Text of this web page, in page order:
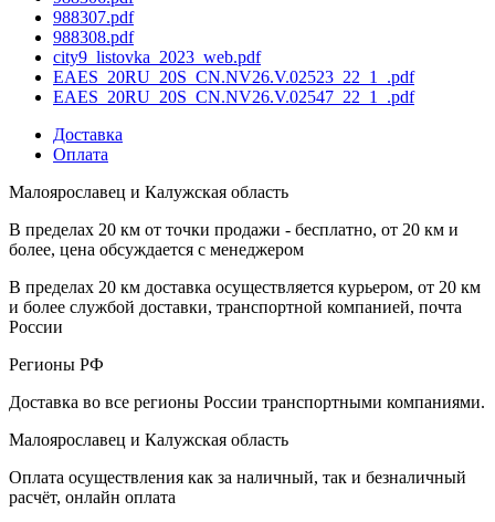
988307.pdf
988308.pdf
city9_listovka_2023_web.pdf
EAES_20RU_20S_CN.NV26.V.02523_22_1_.pdf
EAES_20RU_20S_CN.NV26.V.02547_22_1_.pdf
Доставка
Оплата
Малоярославец и Калужская область
В пределах 20 км от точки продажи - бесплатно, от 20 км и
более, цена обсуждается с менеджером
В пределах 20 км доставка осуществляется курьером, от 20 км
и более службой доставки, транспортной компанией, почта
России
Регионы РФ
Доставка во все регионы России транспортными компаниями.
Малоярославец и Калужская область
Оплата осуществления как за наличный, так и безналичный
расчёт, онлайн оплата